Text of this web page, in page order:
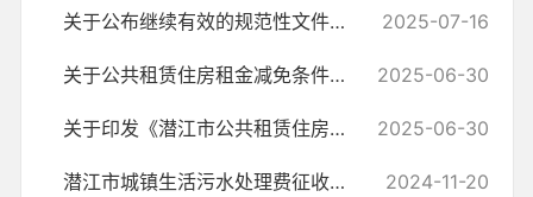
关于公布继续有效的规范性文件的通知 2025-07-16
关于公共租赁住房租金减免条件及标准的通知 2025-06-30
关于印发《潜江市公共租赁住房申请审核的条件及程序》的通知 2025-06-30
潜江市城镇生活污水处理费征收办法 2024-11-20